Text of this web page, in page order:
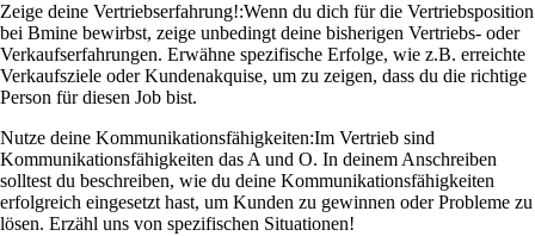
Zeige deine Vertriebserfahrung!:Wenn du dich für die Vertriebsposition
bei Bmine bewirbst, zeige unbedingt deine bisherigen Vertriebs- oder
Verkaufserfahrungen. Erwähne spezifische Erfolge, wie z.B. erreichte
Verkaufsziele oder Kundenakquise, um zu zeigen, dass du die richtige
Person für diesen Job bist.
Nutze deine Kommunikationsfähigkeiten:Im Vertrieb sind
Kommunikationsfähigkeiten das A und O. In deinem Anschreiben
solltest du beschreiben, wie du deine Kommunikationsfähigkeiten
erfolgreich eingesetzt hast, um Kunden zu gewinnen oder Probleme zu
lösen. Erzähl uns von spezifischen Situationen!